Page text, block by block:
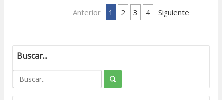
Anterior 1 2 3 4 Siguiente
Buscar...